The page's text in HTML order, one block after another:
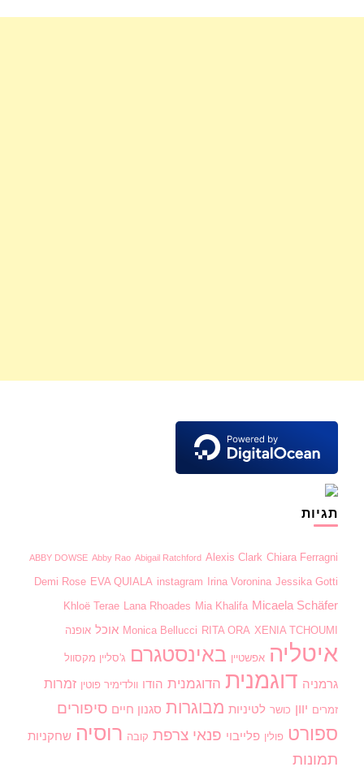
תגיות
ABBY DOWSE Abby Rao Abigail Ratchford Alexis Clark Chiara Ferragni
Demi Rose EVA QUIALA instagram Irina Voronina Jessika Gotti
Khloë Terae Lana Rhoades Mia Khalifa Micaela Schäfer
Monica Bellucci RITA ORA XENIA TCHOUMI אוכל אופנה
איטליה אפשטיין באינסטגרם ג'סליין מקסוול
גרמניה דוגמנית הדוגמנית הודו וולדימיר פוטין זמרות
זמרים יוון כושר לטיניות מבוגרות סגנון חיים סיפורים
ספורט פולין פלייבוי פנאי צרפת קובה רוסיה שחקניות
תמונות